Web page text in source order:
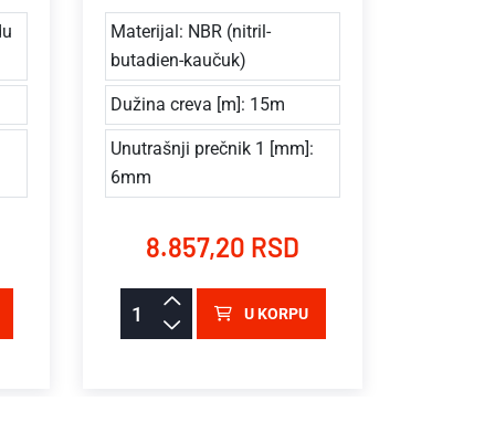
Materijal: NBR (nitril-
butadien-kaučuk)
Dužina creva [m]: 15m
Unutrašnji prečnik 1 [mm]:
6mm
8.857,20 RSD
U KORPU